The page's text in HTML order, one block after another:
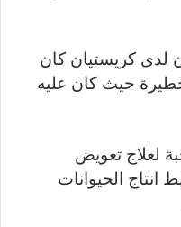
لدى كريستيان كان
حيث كان عليه
لعلاج تعويض
انتاج الحيوانات